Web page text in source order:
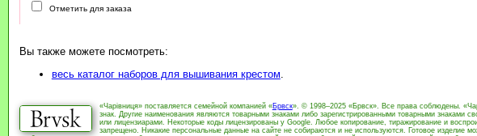
Отметить для заказа
Вы также можете посмотреть:
весь каталог наборов для вышивания крестом
«Чарівниця» поставляется семейной компанией «Брвск». © 1998–2025 «Брвск». Все права соблюдены.
знак. Другие наименования являются товарными знаками либо зарегистрированными товарными знаками
или лицензиарами. Некоторые коды лицензированы у Google. Любое копирование, тиражирование и
запрещено. Никакие персональные данные на сайте не собираются и не используются. Готовое изделие